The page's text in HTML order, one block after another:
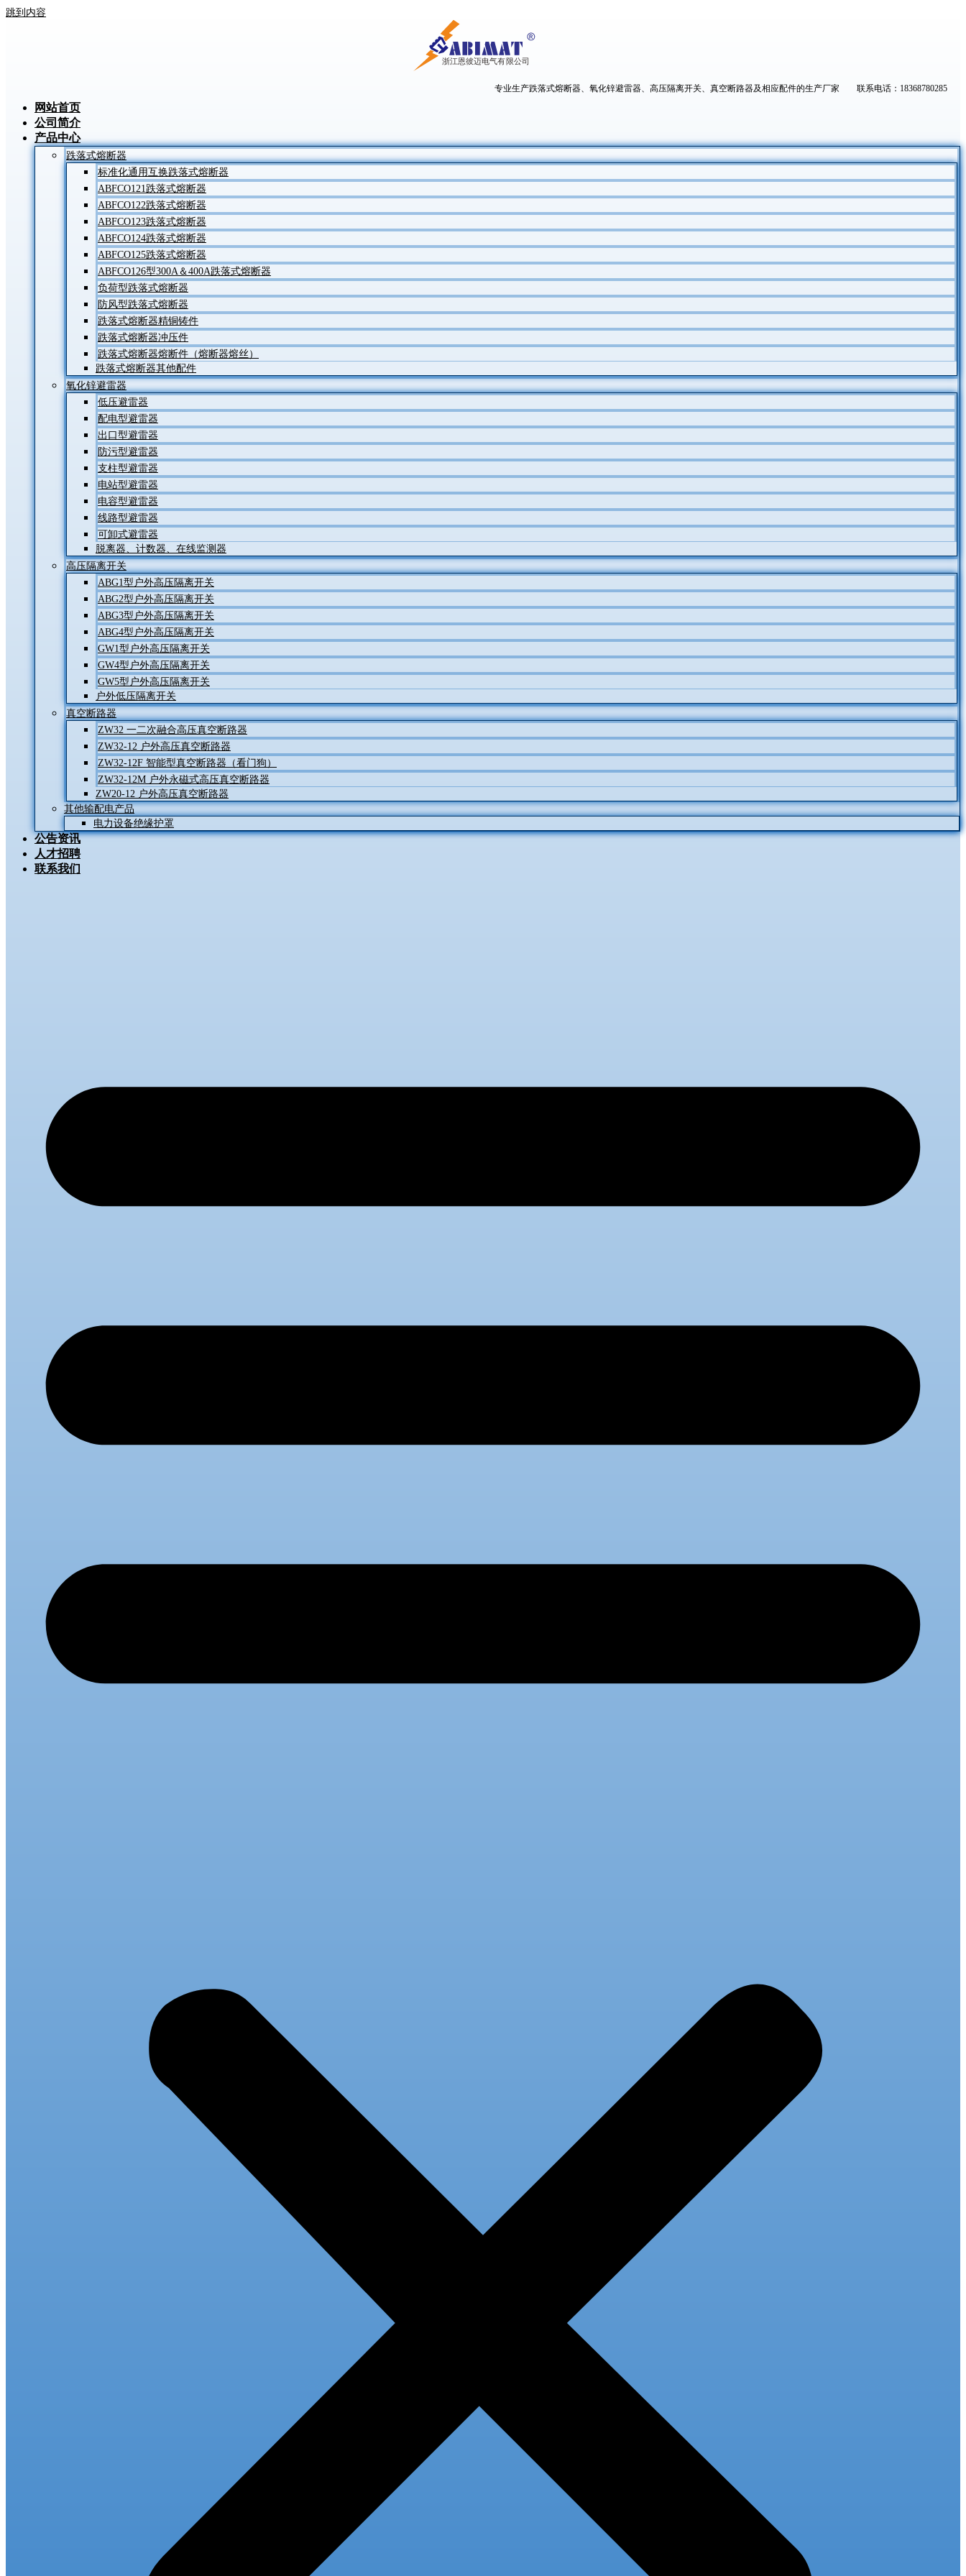
跳到内容
专业生产跌落式熔断器、氧化锌避雷器、高压隔离开关、真空断路器及相应配件的生产厂家 联系电话：18368780285
网站首页
公司简介
产品中心
跌落式熔断器
标准化通用互换跌落式熔断器
ABFCO121跌落式熔断器
ABFCO122跌落式熔断器
ABFCO123跌落式熔断器
ABFCO124跌落式熔断器
ABFCO125跌落式熔断器
ABFCO126型300A＆400A跌落式熔断器
负荷型跌落式熔断器
防风型跌落式熔断器
跌落式熔断器精铜铸件
跌落式熔断器冲压件
跌落式熔断器熔断件（熔断器熔丝）
跌落式熔断器其他配件
氧化锌避雷器
低压避雷器
配电型避雷器
出口型避雷器
防污型避雷器
支柱型避雷器
电站型避雷器
电容型避雷器
线路型避雷器
可卸式避雷器
脱离器、计数器、在线监测器
高压隔离开关
ABG1型户外高压隔离开关
ABG2型户外高压隔离开关
ABG3型户外高压隔离开关
ABG4型户外高压隔离开关
GW1型户外高压隔离开关
GW4型户外高压隔离开关
GW5型户外高压隔离开关
户外低压隔离开关
真空断路器
ZW32 一二次融合高压真空断路器
ZW32-12 户外高压真空断路器
ZW32-12F 智能型真空断路器（看门狗）
ZW32-12M 户外永磁式高压真空断路器
ZW20-12 户外高压真空断路器
其他输配电产品
电力设备绝缘护罩
公告资讯
人才招聘
联系我们